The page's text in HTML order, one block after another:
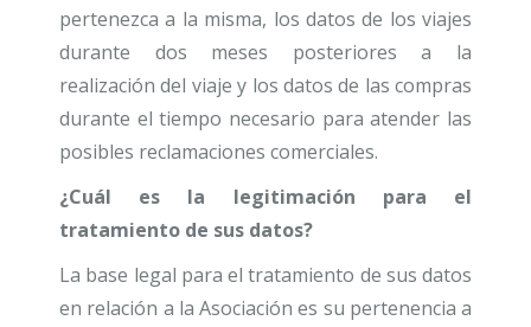
pertenezca a la misma, los datos de los viajes
durante dos meses posteriores a la
realización del viaje y los datos de las compras
durante el tiempo necesario para atender las
posibles reclamaciones comerciales.
¿Cuál es la legitimación para el
tratamiento de sus datos?
La base legal para el tratamiento de sus datos
en relación a la Asociación es su pertenencia a